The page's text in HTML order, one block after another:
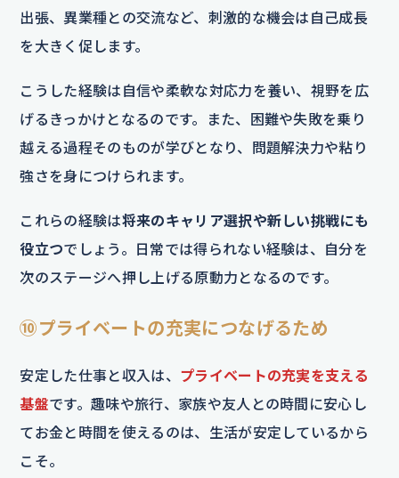
出張、異業種との交流など、刺激的な機会は自己成長
を大きく促します。
こうした経験は自信や柔軟な対応力を養い、視野を広
げるきっかけとなるのです。また、困難や失敗を乗り
越える過程そのものが学びとなり、問題解決力や粘り
強さを身につけられます。
これらの経験は将来のキャリア選択や新しい挑戦にも
役立つでしょう。日常では得られない経験は、自分を
次のステージへ押し上げる原動力となるのです。
⑩プライベートの充実につなげるため
安定した仕事と収入は、 プライベートの充実を支える
基盤です。趣味や旅行、家族や友人との時間に安心し
てお金と時間を使えるのは、生活が安定しているから
こそ。